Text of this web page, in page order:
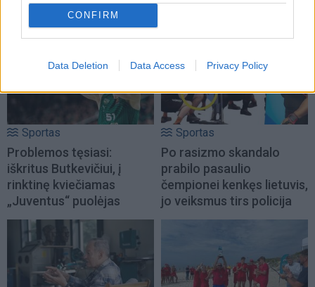
CONFIRM
Data Deletion Data Access Privacy Policy
TAIP PAT SKAITYKITE
Sportas
Problemos tęsiasi:
iškritus Butkevičiui, į
rinktinę kviečiamas
„Juventus“ puolėjas
Sportas
Po rasizmo skandalo
prabilo pasaulio
čempionei kenkęs lietuvis,
jo veiksmus tirs policija